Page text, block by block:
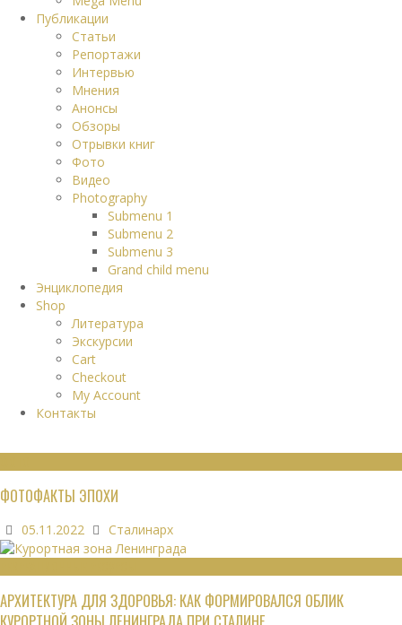
Публикации
Статьи
Репортажи
Интервью
Мнения
Анонсы
Обзоры
Отрывки книг
Фото
Видео
Photography
Submenu 1
Submenu 2
Submenu 3
Grand child menu
Энциклопедия
Shop
Литература
Экскурсии
Cart
Checkout
My Account
Контакты
ФОТОФАКТЫ ЭПОХИ
05.11.2022 Сталинарх
АРХИТЕКТУРА ДЛЯ ЗДОРОВЬЯ: КАК ФОРМИРОВАЛСЯ ОБЛИК